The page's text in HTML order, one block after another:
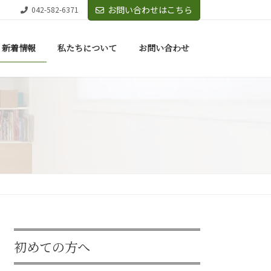
042-582-6371 お問い合わせはこちら
新着情報 私たちについて お問い合わせ
初めての方へ